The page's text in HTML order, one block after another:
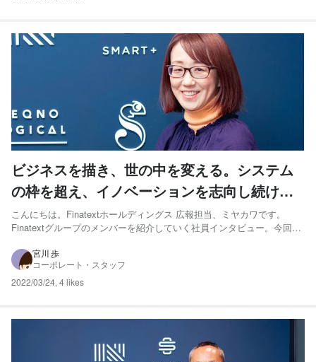
ビジネスを描き、世の中を変える。システム
の枠を超え、イノベーションを志向し続ける
プロジェクトマネージャーの挑戦
こんにちは。Finatextホールディングス 広報担当、ミヤカワです。
Finatextグループのメンバーを紹介していく社員インタビュー。今回
んにお話をうかがいました。現在SIerや開発会社にいる方・いたことの
ある方にきっと興味を持っていただける内容で...
宮川 歩
コーポレート・スタッフ
2022/03/24, 4 likes